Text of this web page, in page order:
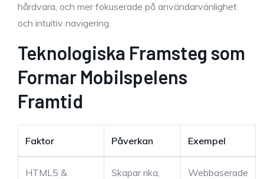
hårdvara, och mer fokuserade på användarvänlighet
och intuitiv navigering.
Teknologiska Framsteg som
Formar Mobilspelens
Framtid
Faktor Påverkan Exempel
HTML5 &
Skapar rika,
Webbaserade